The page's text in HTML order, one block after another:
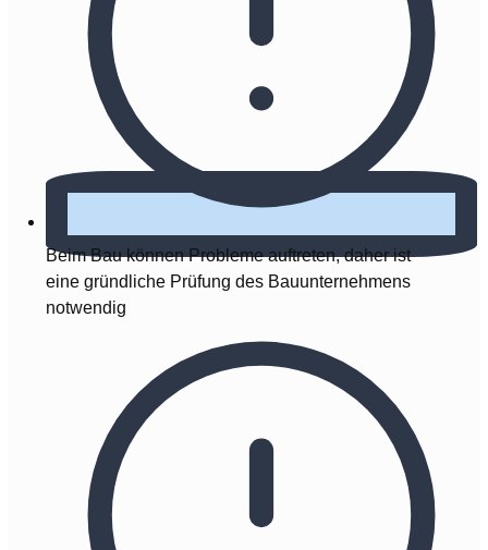
Beim Bau können Probleme auftreten, daher ist
eine gründliche Prüfung des Bauunternehmens
notwendig